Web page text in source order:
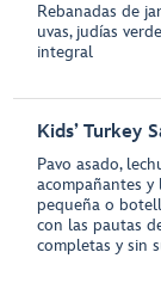
Rebanadas de
uvas, judías
integral
Kids’ Turkey
Pavo asado,
acompañantes
pequeña o
con las pautas
completas y sin